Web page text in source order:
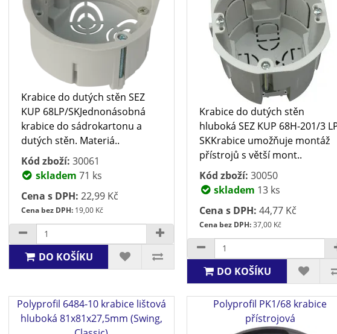
Krabice do dutých stěn SEZ
KUP 68LP/SKJednonásobná
krabice do sádrokartonu a
dutých stěn. Materiá..
Kód zboží: 30061
skladem 71 ks
Cena s DPH: 22,99 Kč
Cena bez DPH:19,00 Kč
DO KOŠÍKU
Krabice do dutých stěn
hluboká SEZ KUP 68H-201/3
SKKrabice umožňuje montáž
přístrojů s větší mont..
Kód zboží: 30050
skladem 13 ks
Cena s DPH: 44,77 Kč
Cena bez DPH:37,00 Kč
DO KOŠÍKU
Polyprofil 6484-10 krabice lištová
hluboká 81x81x27,5mm (Swing,
Polyprofil PK1/68 krabice
přístrojová